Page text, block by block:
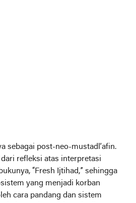
sebagai post-neo-mustadl’afin.
refleksi atas interpretasi
“Fresh Ijtihad,” sehingga
yang menjadi korban
cara pandang dan sistem